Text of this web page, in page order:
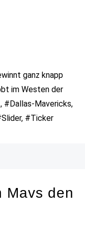
ganz knapp
im Westen der
, #Dallas-Mavericks,
#Ticker
Mavs den